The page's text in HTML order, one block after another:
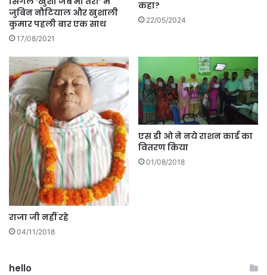
जुबिन नौटियाल और खुशाली
कुमार पहली बार एक साथ
17/08/2021
कहा?
22/05/2024
राजा जी नहीं रहे
04/11/2018
एस डी ओ ने नये राशन कार्ड का
वितरण किया
01/08/2018
hello